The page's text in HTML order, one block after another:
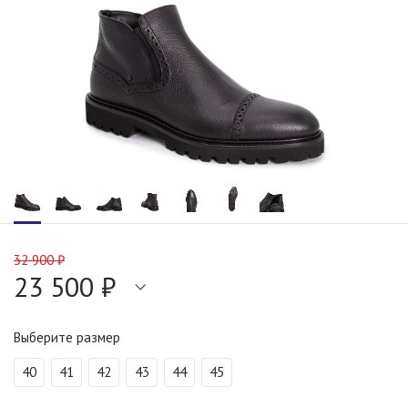
32 900 ₽
23 500 ₽
Выберите размер
40 41 42 43 44 45